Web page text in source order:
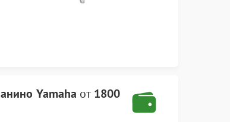
Yamaha от 1800